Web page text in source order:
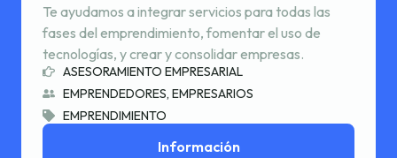
Te ayudamos a integrar servicios para todas las
fases del emprendimiento, fomentar el uso de
tecnologías, y crear y consolidar empresas.
ASESORAMIENTO EMPRESARIAL
EMPRENDEDORES, EMPRESARIOS
EMPRENDIMIENTO
Información